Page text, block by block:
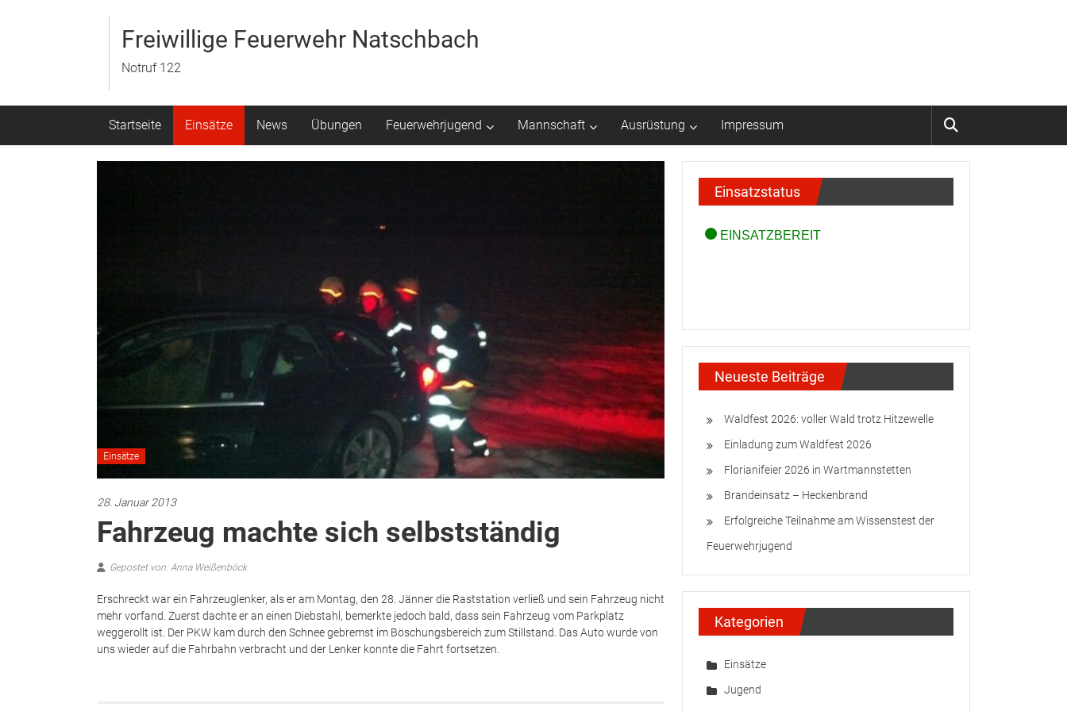
Freiwillige Feuerwehr Natschbach
Notruf 122
Startseite Einsätze News Übungen Feuerwehrjugend Mannschaft Ausrüstung Impressum
Einsätze
28. Januar 2013
Fahrzeug machte sich selbstständig
Gepostet von: Anna Weißenböck
Erschreckt war ein Fahrzeuglenker, als er am Montag, den 28. Jänner die Raststation verließ und sein Fahrzeug nicht
mehr vorfand. Zuerst dachte er an einen Diebstahl, bemerkte jedoch bald, dass sein Fahrzeug vom Parkplatz
weggerollt ist. Der PKW kam durch den Schnee gebremst im Böschungsbereich zum Stillstand. Das Auto wurde von
uns wieder auf die Fahrbahn verbracht und der Lenker konnte die Fahrt fortsetzen.
Einsatzstatus
Neueste Beiträge
Waldfest 2026: voller Wald trotz Hitzewelle
Einladung zum Waldfest 2026
Florianifeier 2026 in Wartmannstetten
Brandeinsatz – Heckenbrand
Erfolgreiche Teilnahme am Wissenstest der
Feuerwehrjugend
Kategorien
Einsätze
Jugend